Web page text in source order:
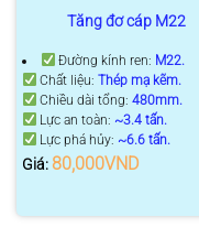
Tăng đơ cáp M22
Đường kính ren: M22.
Chất liệu:Thép mạ kẽm.
Chiều dài tổng:480mm.
Lực an toàn: ~3.4 tấn.
Lực phá hủy: ~6.6 tấn.
Giá: 80,000VND